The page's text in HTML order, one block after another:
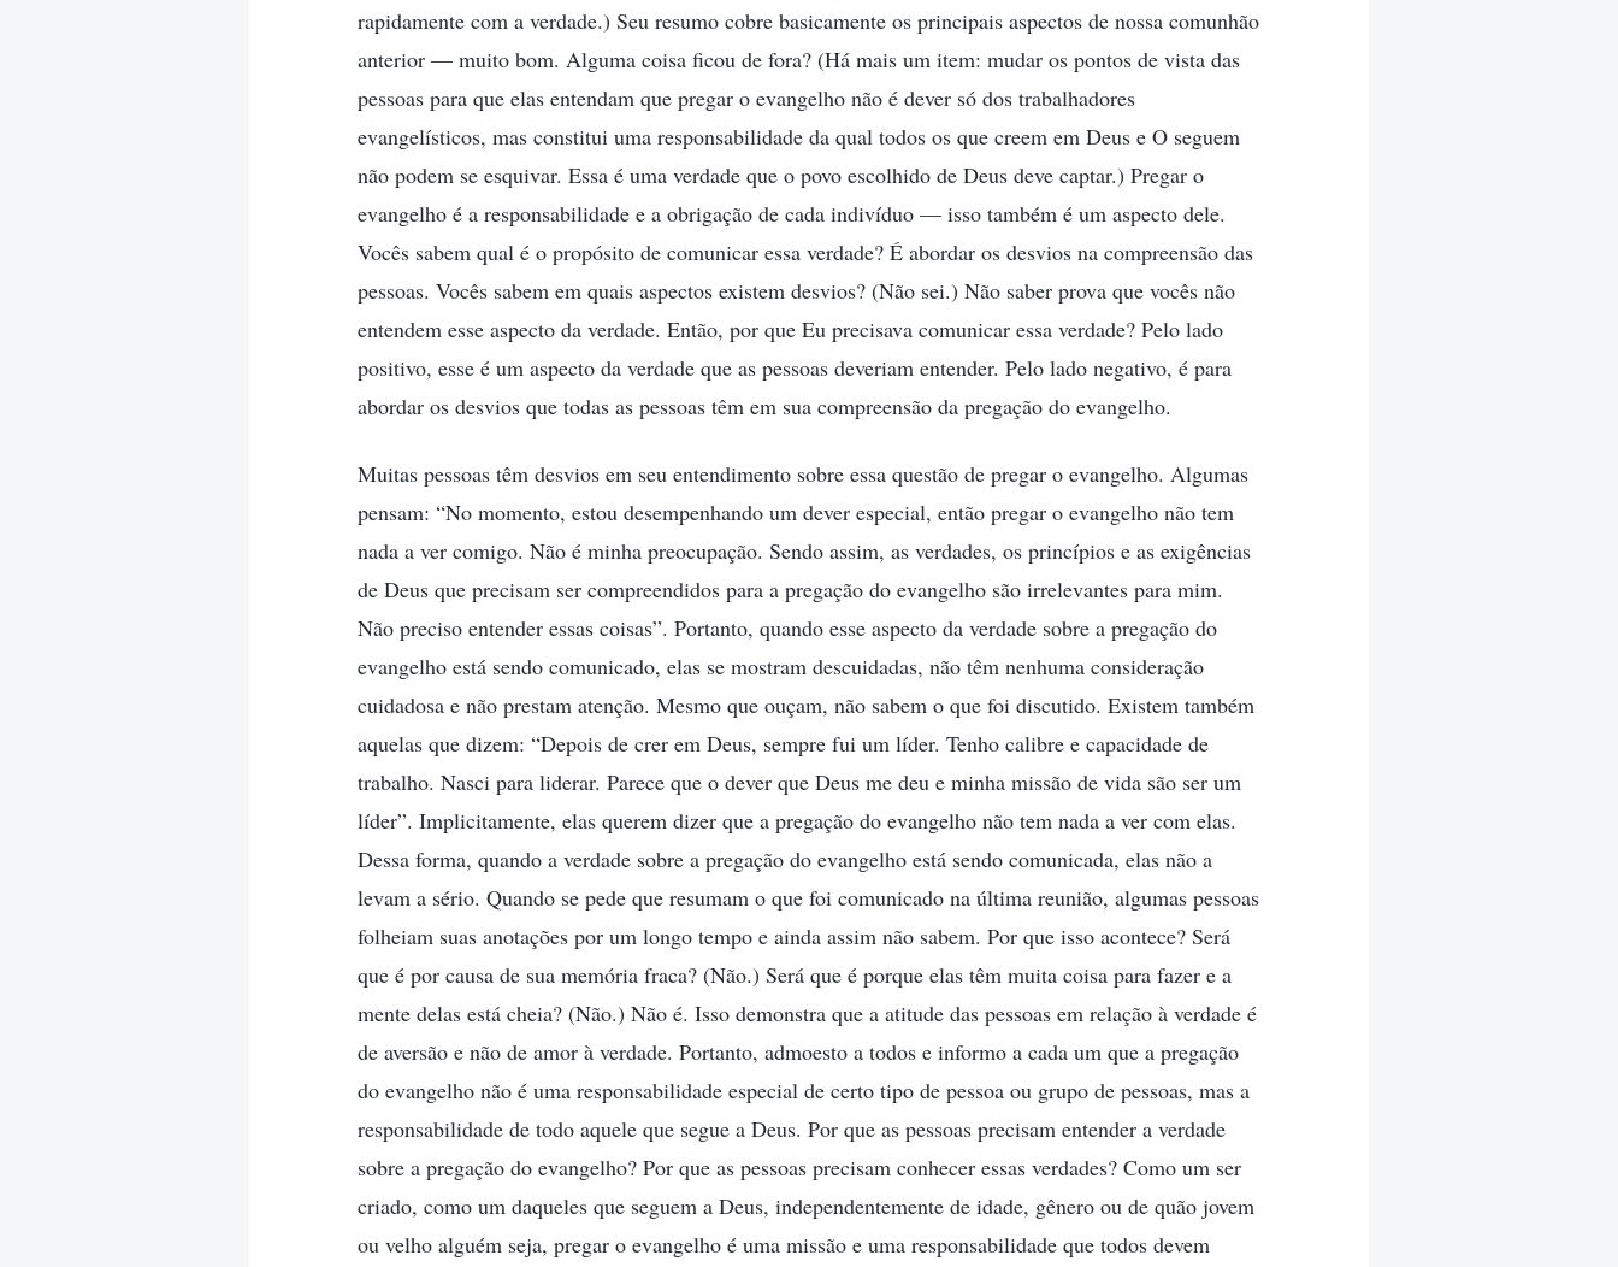
rapidamente com a verdade.) Seu resumo cobre basicamente os principais aspectos de nossa comunhão
anterior — muito bom. Alguma coisa ficou de fora? (Há mais um item: mudar os pontos de vista das
pessoas para que elas entendam que pregar o evangelho não é dever só dos trabalhadores
evangelísticos, mas constitui uma responsabilidade da qual todos os que creem em Deus e O seguem
não podem se esquivar. Essa é uma verdade que o povo escolhido de Deus deve captar.) Pregar o
evangelho é a responsabilidade e a obrigação de cada indivíduo — isso também é um aspecto dele.
Vocês sabem qual é o propósito de comunicar essa verdade? É abordar os desvios na compreensão das
pessoas. Vocês sabem em quais aspectos existem desvios? (Não sei.) Não saber prova que vocês não
entendem esse aspecto da verdade. Então, por que Eu precisava comunicar essa verdade? Pelo lado
positivo, esse é um aspecto da verdade que as pessoas deveriam entender. Pelo lado negativo, é para
abordar os desvios que todas as pessoas têm em sua compreensão da pregação do evangelho.
Muitas pessoas têm desvios em seu entendimento sobre essa questão de pregar o evangelho. Algumas
pensam: “No momento, estou desempenhando um dever especial, então pregar o evangelho não tem
nada a ver comigo. Não é minha preocupação. Sendo assim, as verdades, os princípios e as exigências
de Deus que precisam ser compreendidos para a pregação do evangelho são irrelevantes para mim.
Não preciso entender essas coisas”. Portanto, quando esse aspecto da verdade sobre a pregação do
evangelho está sendo comunicado, elas se mostram descuidadas, não têm nenhuma consideração
cuidadosa e não prestam atenção. Mesmo que ouçam, não sabem o que foi discutido. Existem também
aquelas que dizem: “Depois de crer em Deus, sempre fui um líder. Tenho calibre e capacidade de
trabalho. Nasci para liderar. Parece que o dever que Deus me deu e minha missão de vida são ser um
líder”. Implicitamente, elas querem dizer que a pregação do evangelho não tem nada a ver com elas.
Dessa forma, quando a verdade sobre a pregação do evangelho está sendo comunicada, elas não a
levam a sério. Quando se pede que resumam o que foi comunicado na última reunião, algumas pessoas
folheiam suas anotações por um longo tempo e ainda assim não sabem. Por que isso acontece? Será
que é por causa de sua memória fraca? (Não.) Será que é porque elas têm muita coisa para fazer e a
mente delas está cheia? (Não.) Não é. Isso demonstra que a atitude das pessoas em relação à verdade é
de aversão e não de amor à verdade. Portanto, admoesto a todos e informo a cada um que a pregação
do evangelho não é uma responsabilidade especial de certo tipo de pessoa ou grupo de pessoas, mas a
responsabilidade de todo aquele que segue a Deus. Por que as pessoas precisam entender a verdade
sobre a pregação do evangelho? Por que as pessoas precisam conhecer essas verdades? Como um ser
criado, como um daqueles que seguem a Deus, independentemente de idade, gênero ou de quão jovem
ou velho alguém seja, pregar o evangelho é uma missão e uma responsabilidade que todos devem